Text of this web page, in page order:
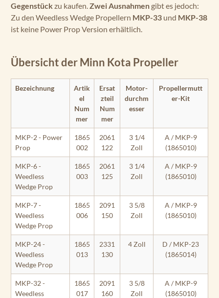
Gegenstückzu kaufen.Zwei Ausnahmen gibt es jedoch:
Zu den Weedless Wedge Propellern MKP-33 und MKP-38
ist keine Power Prop Version erhältlich.
Übersicht der Minn Kota Propeller
Bezeichnung
Artik
el
Num
mer
Ersat
zteil
Num
mer
Motor-
durchm
esser
Propellermutt
er-Kit
MKP-2 - Power
Prop
1865
002
2061
122
3 1/4
Zoll
A / MKP-9
(1865010)
MKP-6 -
Weedless
Wedge Prop
1865
003
2061
125
3 1/4
Zoll
A / MKP-9
(1865010)
MKP-7 -
Weedless
Wedge Prop
1865
006
2091
150
3 5/8
Zoll
A / MKP-9
(1865010)
MKP-24 -
Weedless
Wedge Prop
1865
013
2331
130
4 Zoll
D / MKP-23
(1865014)
MKP-32 -
Weedless
1865
017
2091
160
3 5/8
Zoll
A / MKP-9
(1865010)